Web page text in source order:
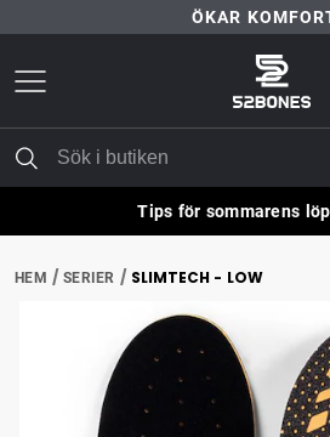
ÖKAR
30 DAGARS NÖJD-
Tips för sommarens
HEM SERIER SLIMTECH - LOW